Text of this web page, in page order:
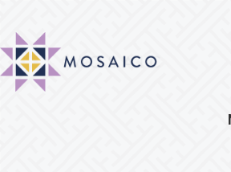
main
content
primary
sidebar
footer